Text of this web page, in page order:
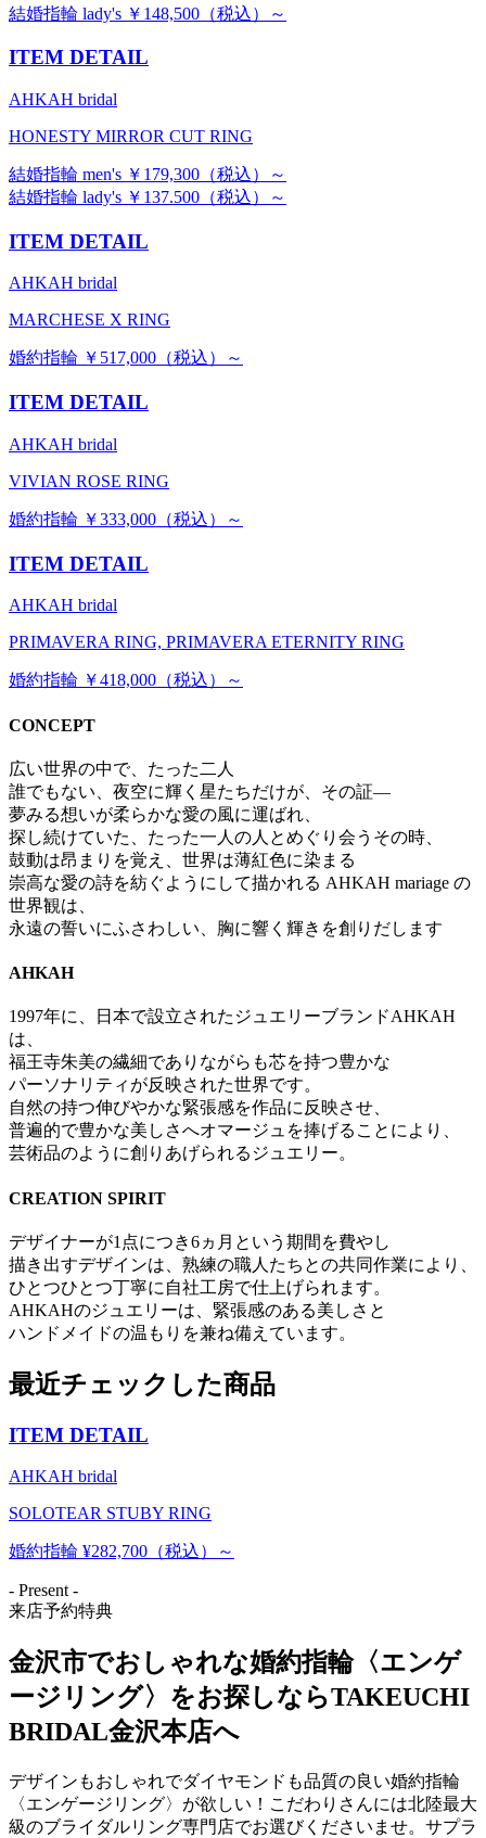
結婚指輪 lady's ￥148,500（税込）～
ITEM DETAIL
AHKAH bridal
HONESTY MIRROR CUT RING
結婚指輪 men's ￥179,300（税込）～
結婚指輪 lady's ￥137.500（税込）～
ITEM DETAIL
AHKAH bridal
MARCHESE X RING
婚約指輪 ￥517,000（税込）～
ITEM DETAIL
AHKAH bridal
VIVIAN ROSE RING
婚約指輪 ￥333,000（税込）～
ITEM DETAIL
AHKAH bridal
PRIMAVERA RING, PRIMAVERA ETERNITY RING
婚約指輪 ￥418,000（税込）～
CONCEPT
広い世界の中で、たった二人
誰でもない、夜空に輝く星たちだけが、その証―
夢みる想いが柔らかな愛の風に運ばれ、
探し続けていた、たった一人の人とめぐり会うその時、
鼓動は昂まりを覚え、世界は薄紅色に染まる
崇高な愛の詩を紡ぐようにして描かれる AHKAH mariage の
世界観は、
永遠の誓いにふさわしい、胸に響く輝きを創りだします
AHKAH
1997年に、日本で設立されたジュエリーブランドAHKAH
は、
福王寺朱美の繊細でありながらも芯を持つ豊かな
パーソナリティが反映された世界です。
自然の持つ伸びやかな緊張感を作品に反映させ、
普遍的で豊かな美しさへオマージュを捧げることにより、
芸術品のように創りあげられるジュエリー。
CREATION SPIRIT
デザイナーが1点につき6ヵ月という期間を費やし
描き出すデザインは、熟練の職人たちとの共同作業により、
ひとつひとつ丁寧に自社工房で仕上げられます。
AHKAHのジュエリーは、緊張感のある美しさと
ハンドメイドの温もりを兼ね備えています。
最近チェックした商品
ITEM DETAIL
AHKAH bridal
SOLOTEAR STUBY RING
婚約指輪 ¥282,700（税込）～
- Present -
来店予約特典
金沢市でおしゃれな婚約指輪〈エンゲ
ージリング〉をお探しならTAKEUCHI
BRIDAL金沢本店へ
デザインもおしゃれでダイヤモンドも品質の良い婚約指輪
〈エンゲージリング〉が欲しい！こだわりさんには北陸最大
級のブライダルリング専門店でお選びくださいませ。サプラ